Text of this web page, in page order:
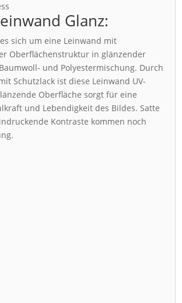
Glanz:
sich um eine Leinwand mit
Oberflächenstruktur in glänzender
und Polyestermischung. Durch
Schutzlack ist diese Leinwand UV-
Oberfläche sorgt für eine
und Lebendigkeit des Bildes. Satte
Kontraste kommen noch